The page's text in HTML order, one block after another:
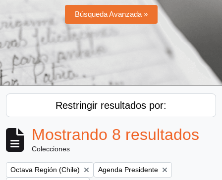
Búsqueda Avanzada »
Restringir resultados por:
Mostrando 8 resultados
Colecciones
Remove filter:
Octava Región (Chile) Remove filter:
Agenda Presidente